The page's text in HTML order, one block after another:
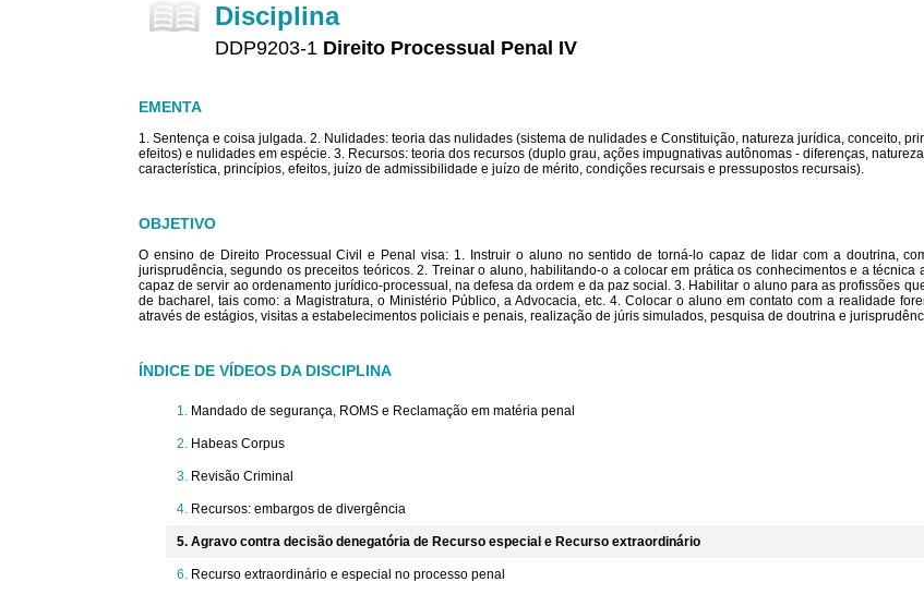
Disciplina
DDP9203-1 Direito Processual Penal IV
EMENTA
1. Sentença e coisa julgada. 2. Nulidades: teoria das nulidades (sistema de nulidades e Constituição, natureza jurídica, conceito,
efeitos) e nulidades em espécie. 3. Recursos: teoria dos recursos (duplo grau, ações impugnativas autônomas - diferenças,
característica, princípios, efeitos, juízo de admissibilidade e juízo de mérito, condições recursais e pressupostos recursais).
OBJETIVO
O ensino de Direito Processual Civil e Penal visa: 1. Instruir o aluno no sentido de torná-lo capaz de lidar com a doutrina,
jurisprudência, segundo os preceitos teóricos. 2. Treinar o aluno, habilitando-o a colocar em prática os conhecimentos e a técnica
capaz de servir ao ordenamento jurídico-processual, na defesa da ordem e da paz social. 3. Habilitar o aluno para as profissões
de bacharel, tais como: a Magistratura, o Ministério Público, a Advocacia, etc. 4. Colocar o aluno em contato com a realidade
através de estágios, visitas a estabelecimentos policiais e penais, realização de júris simulados, pesquisa de doutrina e
ÍNDICE DE VÍDEOS DA DISCIPLINA
Mandado de segurança, ROMS e Reclamação em matéria penal
Habeas Corpus
Revisão Criminal
Recursos: embargos de divergência
Agravo contra decisão denegatória de Recurso especial e Recurso extraordinário
Recurso extraordinário e especial no processo penal